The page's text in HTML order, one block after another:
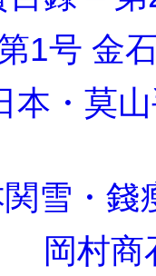
1号 金
本・莫
雪・錢
岡村